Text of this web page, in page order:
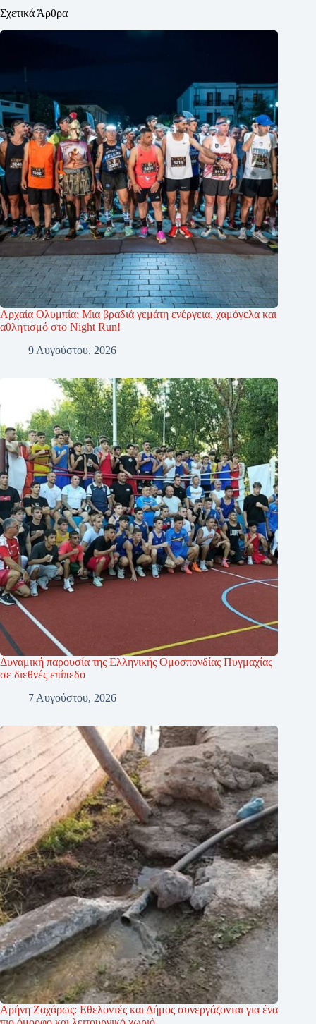
Σχετικά Άρθρα
Αρχαία Ολυμπία: Μια βραδιά γεμάτη ενέργεια, χαμόγελα και
αθλητισμό στο Night Run!
9 Αυγούστου, 2026
Δυναμική παρουσία της Ελληνικής Ομοσπονδίας Πυγμαχίας
σε διεθνές επίπεδο
7 Αυγούστου, 2026
Αρήνη Ζαχάρως: Εθελοντές και Δήμος συνεργάζονται για ένα